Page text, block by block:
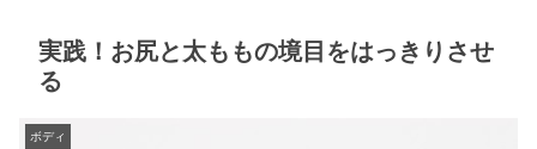
実践！お尻と太ももの境目をはっきりさせ
る
ボディ